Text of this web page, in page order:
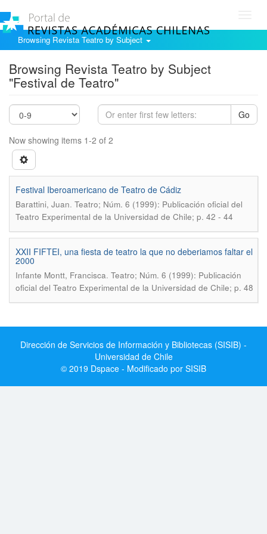
Browsing Revista Teatro by Subject
Browsing Revista Teatro by Subject
"Festival de Teatro"
Go
Now showing items 1-2 of 2
Festival Iberoamericano de Teatro de Cádiz
Barattini, Juan. Teatro; Núm. 6 (1999): Publicación oficial del
Teatro Experimental de la Universidad de Chile; p. 42 - 44
XXII FIFTEI, una fiesta de teatro la que no deberiamos faltar el
2000
Infante Montt, Francisca. Teatro; Núm. 6 (1999): Publicación
oficial del Teatro Experimental de la Universidad de Chile; p. 48
Dirección de Servicios de Información y Bibliotecas (SISIB) -
Universidad de Chile
© 2019 Dspace - Modificado por SISIB